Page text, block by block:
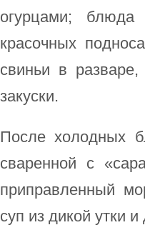
огурцами;
красочных
свиньи в
закуски.
После холодных
сваренной с
приправленный
суп из дикой утки